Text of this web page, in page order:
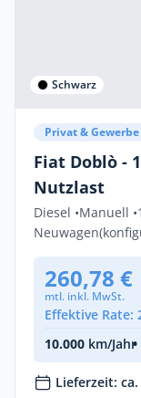
Schwarz
Privat & Gewerbe
Fiat Doblò -
Nutzlast
Diesel •Manuell •
Neuwagen
260,78 €
mtl. inkl. MwSt.
Effektive Rate:
10.000 km/Jahr
•
Lieferzeit: